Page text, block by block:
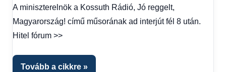
1
kézből
A miniszterelnök a Kossuth Rádió, Jó reggelt,
Magyarország! című műsorának ad interjút fél 8 után.
Hitel fórum >>
Tovább a cikkre